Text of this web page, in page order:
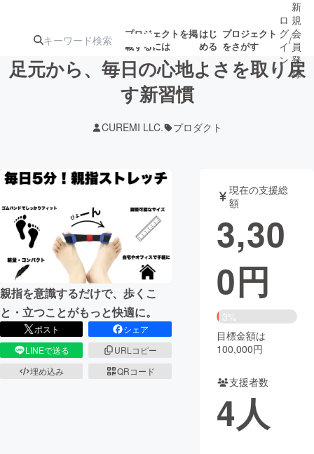
プロジェクトを掲
載するには
はじ
める
プロジェクト
をさがす
ジェクト
募集終了が近いプ
ロジェクト
アート・写真 音楽
テクノロジー・ガジェット ゲーム・サ
映像・映画 書籍・雑誌
ビジネス・起業 チャレンジ
まちづくり・地域活性化
CAMPFIRE Creation
コミュニティ
ロ
グ
イ
ン
/
新
規
会
員
登
録
足元から、毎日の心地よさを取り戻
す新習慣
CUREMI LLC. プロダクト
親指を意識するだけで、歩くこ
と・立つことがもっと快適に。
ポスト
シェア
LINEで送る
URLコピー
埋め込み
QRコード
現在の支援総
額
3,30
0円
3%
目標金額は
100,000円
支援者数
4人